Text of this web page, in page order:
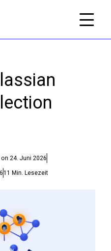
on 24. Juni 2026
11 Min. Lesezeit